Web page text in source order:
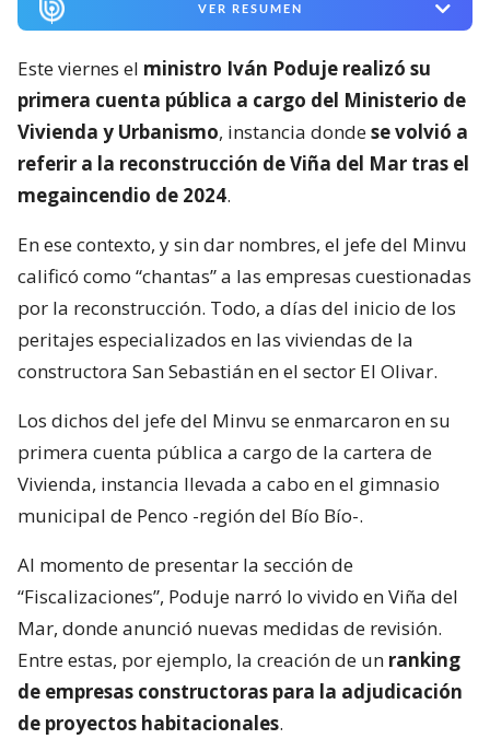
VER RESUMEN
Este viernes el ministro Iván Poduje realizó su
primera cuenta pública a cargo del Ministerio de
Vivienda y Urbanismo, instancia dondese volvió a
referir a la reconstrucción de Viña del Mar tras el
megaincendio de 2024.
En ese contexto, y sin dar nombres, el jefe del Minvu
calificó como “chantas” a las empresas cuestionadas
por la reconstrucción. Todo, a días del inicio de los
peritajes especializados en las viviendas de la
constructora San Sebastián en el sector El Olivar.
Los dichos del jefe del Minvu se enmarcaron en su
primera cuenta pública a cargo de la cartera de
Vivienda, instancia llevada a cabo en el gimnasio
municipal de Penco -región del Bío Bío-.
Al momento de presentar la sección de
“Fiscalizaciones”, Poduje narró lo vivido en Viña del
Mar, donde anunció nuevas medidas de revisión.
Entre estas, por ejemplo, la creación de un ranking
de empresas constructoras para la adjudicación
de proyectos habitacionales.